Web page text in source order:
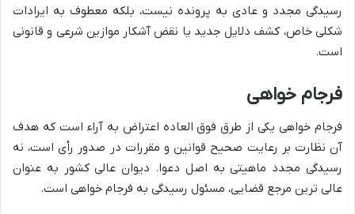
رسیدگی مجدد و عادی به پرونده نیست، بلکه معطوف به ایرادات
شکلی خاص، کشف دلایل جدید یا نقض آشکار موازین شرعی و قانونی
است.
فرجام خواهی
فرجام خواهی یکی از طرق فوق العاده اعتراض به آراء است که هدف
آن نظارت بر رعایت صحیح قوانین و مقررات در صدور رأی است، نه
رسیدگی مجدد ماهیتی به اصل دعوا. دیوان عالی کشور به عنوان
عالی ترین مرجع قضایی، مسئول رسیدگی به فرجام خواهی است.